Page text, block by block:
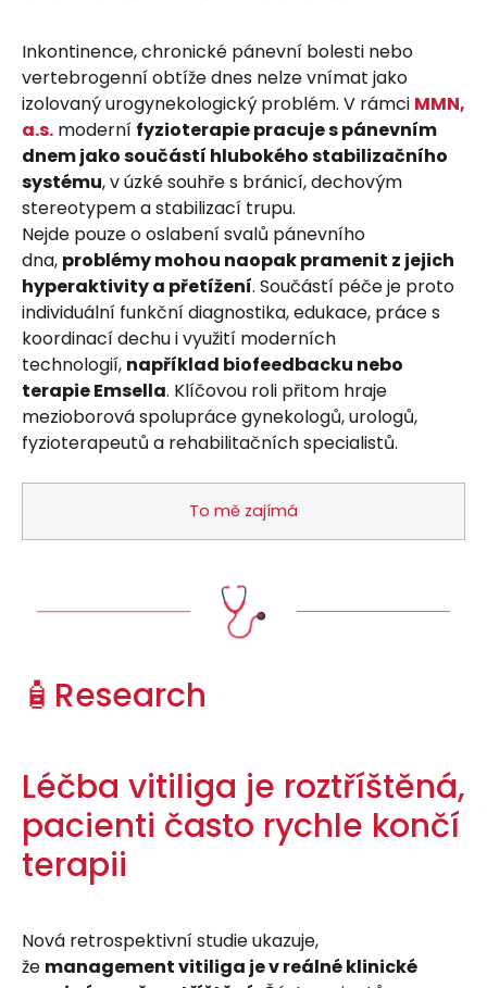
Inkontinence, chronické pánevní bolesti nebo
vertebrogenní obtíže dnes nelze vnímat jako
izolovaný urogynekologický problém. V rámci MMN,
a.s. moderní fyzioterapie pracuje s pánevním
dnem jako součástí hlubokého stabilizačního
systému, v úzké souhře s bránicí, dechovým
stereotypem a stabilizací trupu.
Nejde pouze o oslabení svalů pánevního
dna, problémy mohou naopak pramenit z jejich
hyperaktivity a přetížení. Součástí péče je proto
individuální funkční diagnostika, edukace, práce s
koordinací dechu i využití moderních
technologií, například biofeedbacku nebo
terapie Emsella. Klíčovou roli přitom hraje
mezioborová spolupráce gynekologů, urologů,
fyzioterapeutů a rehabilitačních specialistů.
To mě zajímá
🧴Research
Léčba vitiliga je roztříštěná,
pacienti často rychle končí
terapii
Nová retrospektivní studie ukazuje,
že management vitiliga je v reálné klinické